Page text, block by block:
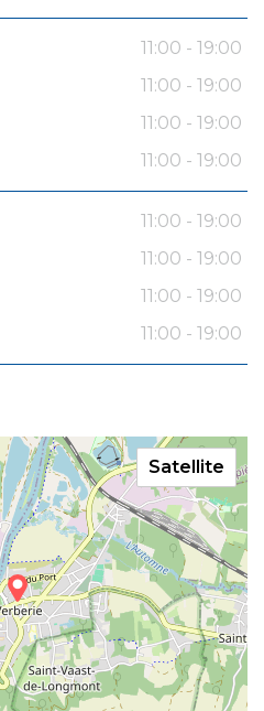
11:00 - 19:00
11:00 - 19:00
11:00 - 19:00
11:00 - 19:00
11:00 - 19:00
11:00 - 19:00
11:00 - 19:00
11:00 - 19:00
Satellite